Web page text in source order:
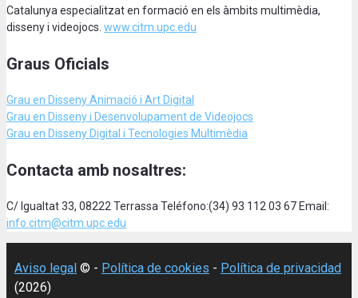
Catalunya especialitzat en formació en els àmbits multimèdia,
disseny i videojocs. www.citm.upc.edu
Graus Oficials
Grau en Disseny Animació i Art Digital
Grau en Disseny i Desenvolupament de Videojocs
Grau en Disseny Digital i Tecnologies Multimèdia
Contacta amb nosaltres:
C/ Igualtat 33, 08222 Terrassa Teléfono:(34) 93 112 03 67 Email:
info.citm@citm.upc.edu
Aviso legal © - Política de cookies - Política de privacidad
(2026)